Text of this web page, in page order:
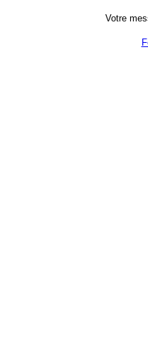
Votre